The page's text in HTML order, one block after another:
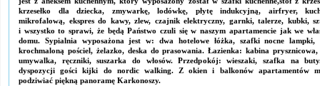
krzesełko dla dziecka, zmywarkę, lodówkę, płytę indukcyjną, airfryer,
mikrofalową, ekspres do kawy, zlew, czajnik elektryczny, garnki, talerze, kubki,
i wszystko to sprawi, że będą Państwo czuli się w naszym apartamencie jak we
domu. Sypialnia wyposażona jest w: dwa hotelowe łóżka, szafki nocne lampki,
krochmaloną pościel, żelazko, deska do prasowania. Łazienka: kabina
umywalka, ręczniki, suszarka do włosów. Przedpokój: wieszaki, szafka na
dyspozycji gości kijki do nordic walking. Z okien i balkonów apartamentów
podziwiać piękną panoramę Karkonoszy.